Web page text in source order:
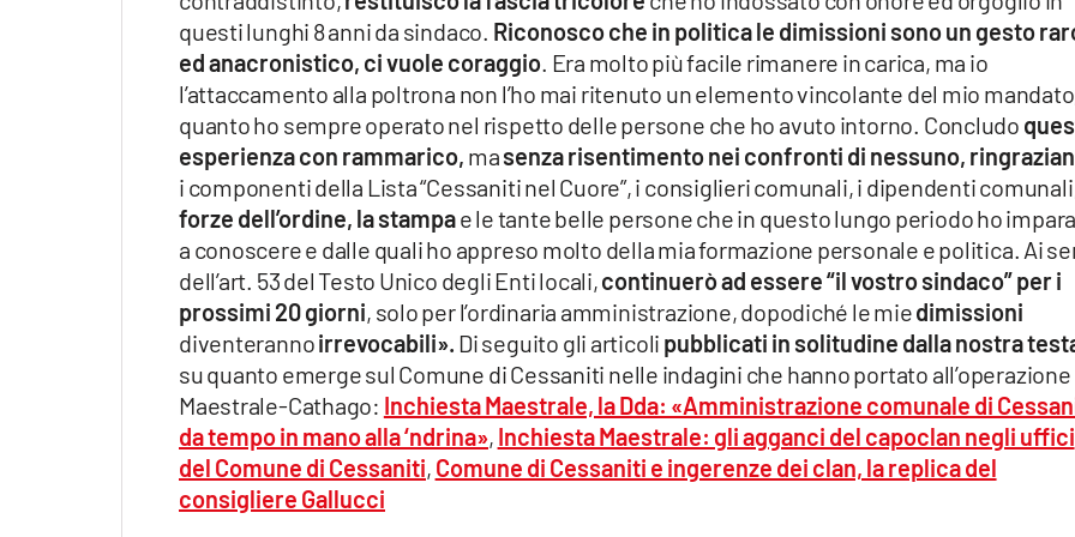
questi lunghi 8 anni da sindaco. Riconosco che in politica le dimissioni sono un gesto
ed anacronistico, ci vuole coraggio. Era molto più facile rimanere in carica, ma io
l’attaccamento alla poltrona non l’ho mai ritenuto un elemento vincolante del mio
quanto ho sempre operato nel rispetto delle persone che ho avuto intorno. Concludo
esperienza con rammarico, masenza risentimento nei confronti di nessuno,
i componenti della Lista “Cessaniti nel Cuore”, i consiglieri comunali, i dipendenti
forze dell’ordine, la stampae le tante belle persone che in questo lungo periodo ho
a conoscere e dalle quali ho appreso molto della mia formazione personale e politica. Ai
dell’art. 53 del Testo Unico degli Enti locali,continuerò ad essere “il vostro sindaco” per i
prossimi 20 giorni, solo per l’ordinaria amministrazione, dopodiché le miedimissioni
diventerannoirrevocabili». Di seguito gli articoli pubblicati in solitudine dalla nostra
su quanto emerge sul Comune di Cessaniti nelle indagini che hanno portato all’operazione
Maestrale-Cathago: Inchiesta Maestrale, la Dda: «Amministrazione comunale di
da tempo in mano alla ‘ndrina», Inchiesta Maestrale: gli agganci del capoclan negli uffici
del Comune di Cessaniti, Comune di Cessaniti e ingerenze dei clan, la replica del
consigliere Gallucci